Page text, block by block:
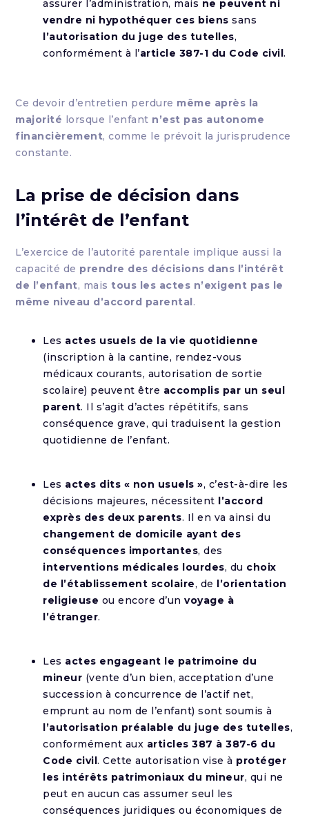
assurer l’administration, mais ne peuvent ni
vendre ni hypothéquer ces biens sans
l’autorisation du juge des tutelles,
conformément à l’article 387-1 du Code civil.
Ce devoir d’entretien perdure même après la
majorité lorsque l’enfant n’est pas autonome
financièrement, comme le prévoit la jurisprudence
constante.
La prise de décision dans
l’intérêt de l’enfant
L’exercice de l’autorité parentale implique aussi la
capacité de prendre des décisions dans l’intérêt
de l’enfant, mais tous les actes n’exigent pas le
même niveau d’accord parental.
Les actes usuels de la vie quotidienne
(inscription à la cantine, rendez-vous
médicaux courants, autorisation de sortie
scolaire) peuvent être accomplis par un seul
parent. Il s’agit d’actes répétitifs, sans
conséquence grave, qui traduisent la gestion
quotidienne de l’enfant.
Les actes dits « non usuels », c’est-à-dire les
décisions majeures, nécessitent l’accord
exprès des deux parents. Il en va ainsi du
changement de domicile ayant des
conséquences importantes, des
interventions médicales lourdes, du choix
de l’établissement scolaire, de l’orientation
religieuse ou encore d’unvoyage à
l’étranger.
Les actes engageant le patrimoine du
mineur (vente d’un bien, acceptation d’une
succession à concurrence de l’actif net,
emprunt au nom de l’enfant) sont soumis à
l’autorisation préalable du juge des tutelles,
conformément aux articles 387 à 387-6 du
Code civil. Cette autorisation vise à protéger
les intérêts patrimoniaux du mineur, qui ne
peut en aucun cas assumer seul les
conséquences juridiques ou économiques de